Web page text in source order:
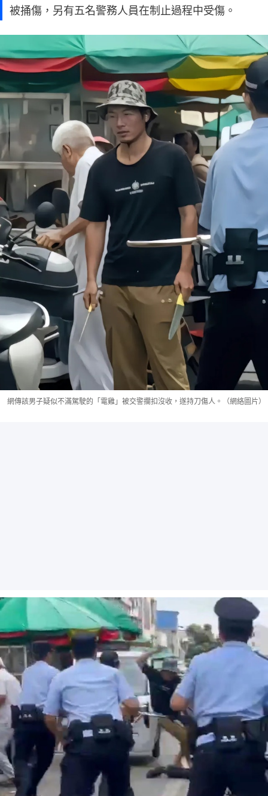
被捅傷，另有五名警務人員在制止過程中受傷。
網傳該男子疑似不滿駕駛的「電雞」被交警攔扣沒收，遂持刀傷人。（網絡圖片）